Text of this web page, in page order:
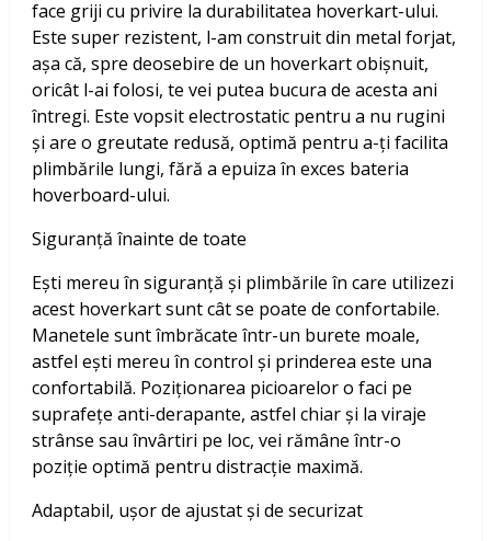
face griji cu privire la durabilitatea hoverkart-ului.
Este super rezistent, l-am construit din metal forjat,
așa că, spre deosebire de un hoverkart obișnuit,
oricât l-ai folosi, te vei putea bucura de acesta ani
întregi. Este vopsit electrostatic pentru a nu rugini
și are o greutate redusă, optimă pentru a-ți facilita
plimbările lungi, fără a epuiza în exces bateria
hoverboard-ului.
Siguranță înainte de toate
Ești mereu în siguranță și plimbările în care utilizezi
acest hoverkart sunt cât se poate de confortabile.
Manetele sunt îmbrăcate într-un burete moale,
astfel ești mereu în control și prinderea este una
confortabilă. Poziționarea picioarelor o faci pe
suprafețe anti-derapante, astfel chiar și la viraje
strânse sau învârtiri pe loc, vei rămâne într-o
poziție optimă pentru distracție maximă.
Adaptabil, ușor de ajustat și de securizat